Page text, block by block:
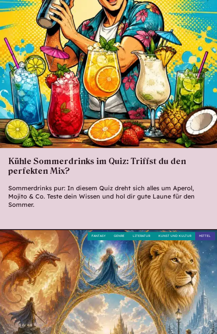
Kühle Sommerdrinks im Quiz: Triffst du den
perfekten Mix?
Sommerdrinks pur: In diesem Quiz dreht sich alles um Aperol,
Mojito & Co. Teste dein Wissen und hol dir gute Laune für den
Sommer.
MITTEL
KUNST UND KULTUR
LITERATUR
GENRE
FANTASY